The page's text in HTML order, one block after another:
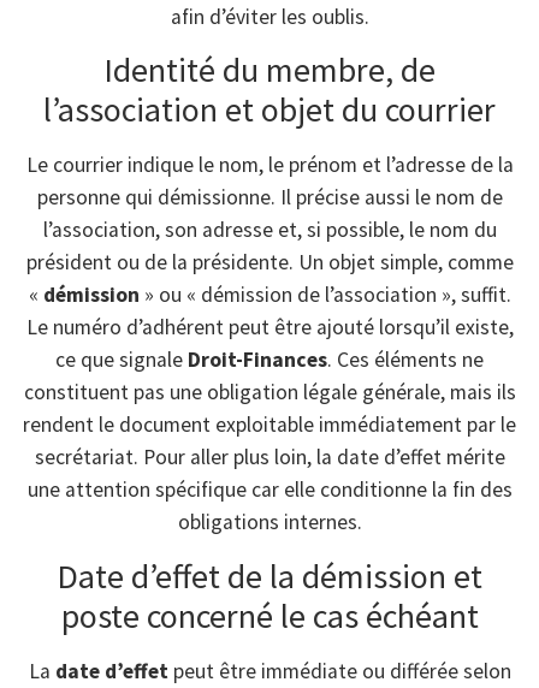
afin d’éviter les oublis.
Identité du membre, de
l’association et objet du courrier
Le courrier indique le nom, le prénom et l’adresse de la
personne qui démissionne. Il précise aussi le nom de
l’association, son adresse et, si possible, le nom du
président ou de la présidente. Un objet simple, comme
« démission » ou « démission de l’association », suffit.
Le numéro d’adhérent peut être ajouté lorsqu’il existe,
ce que signale Droit-Finances. Ces éléments ne
constituent pas une obligation légale générale, mais ils
rendent le document exploitable immédiatement par le
secrétariat. Pour aller plus loin, la date d’effet mérite
une attention spécifique car elle conditionne la fin des
obligations internes.
Date d’effet de la démission et
poste concerné le cas échéant
La date d’effetpeut être immédiate ou différée selon